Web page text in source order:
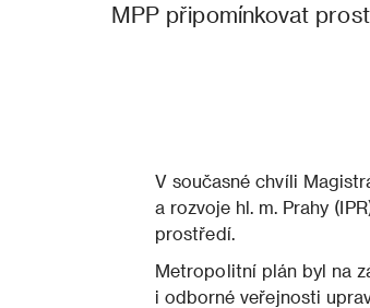
MPP připomínkovat
V současné chvíli
a rozvoje hl. m. Prahy
prostředí.
Metropolitní plán byl na
i odborné veřejnosti